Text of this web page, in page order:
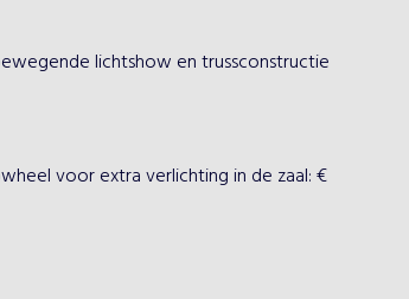
lichtshow en trussconstructie
voor extra verlichting in de zaal: €